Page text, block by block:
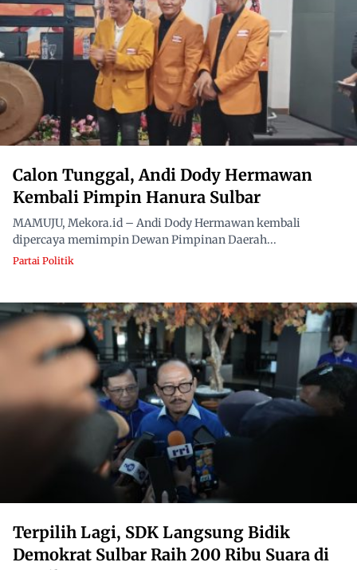
Calon Tunggal, Andi Dody Hermawan
Kembali Pimpin Hanura Sulbar
MAMUJU, Mekora.id – Andi Dody Hermawan kembali
dipercaya memimpin Dewan Pimpinan Daerah...
Partai Politik
Terpilih Lagi, SDK Langsung Bidik
Demokrat Sulbar Raih 200 Ribu Suara di